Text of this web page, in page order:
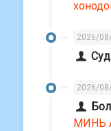
2026/
2026/
МИНЬ